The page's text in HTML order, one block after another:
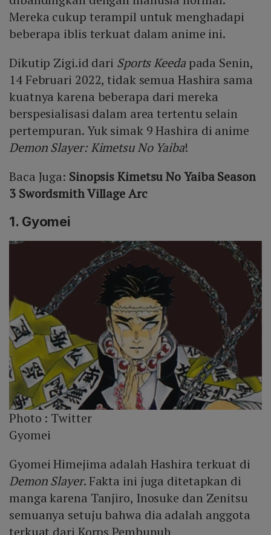
Mereka cukup terampil untuk menghadapi
beberapa iblis terkuat dalam anime ini.
Dikutip Zigi.id dari Sports Keedapada Senin,
14 Februari 2022, tidak semua Hashira sama
kuatnya karena beberapa dari mereka
berspesialisasi dalam area tertentu selain
pertempuran. Yuk simak 9 Hashira di anime
Demon Slayer: Kimetsu No Yaiba!
Baca Juga: Sinopsis Kimetsu No Yaiba Season
3 Swordsmith Village Arc
1. Gyomei
Photo : Twitter
Gyomei
Gyomei Himejima adalah Hashira terkuat di
Demon Slayer. Fakta ini juga ditetapkan di
manga karena Tanjiro, Inosuke dan Zenitsu
semuanya setuju bahwa dia adalah anggota
terkuat dari Korps Pembunuh